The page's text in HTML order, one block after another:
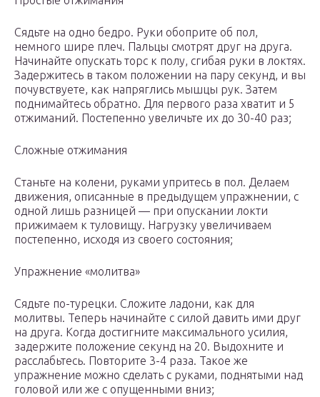
Сядьте на одно бедро. Руки обоприте об пол,
немного шире плеч. Пальцы смотрят друг на друга.
Начинайте опускать торс к полу, сгибая руки в локтях.
Задержитесь в таком положении на пару секунд, и вы
почувствуете, как напряглись мышцы рук. Затем
поднимайтесь обратно. Для первого раза хватит и 5
отжиманий. Постепенно увеличьте их до 30-40 раз;
Сложные отжимания
Станьте на колени, руками упритесь в пол. Делаем
движения, описанные в предыдущем упражнении, с
одной лишь разницей — при опускании локти
прижимаем к туловищу. Нагрузку увеличиваем
постепенно, исходя из своего состояния;
Упражнение «молитва»
Сядьте по-турецки. Сложите ладони, как для
молитвы. Теперь начинайте с силой давить ими друг
на друга. Когда достигните максимального усилия,
задержите положение секунд на 20. Выдохните и
расслабьтесь. Повторите 3-4 раза. Такое же
упражнение можно сделать с руками, поднятыми над
головой или же с опущенными вниз;